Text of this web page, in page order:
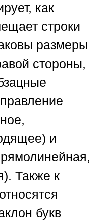
как
строки
размеры
стороны,
и
Также к
букв